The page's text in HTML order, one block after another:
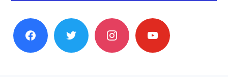
facebook twitter instagram youtube